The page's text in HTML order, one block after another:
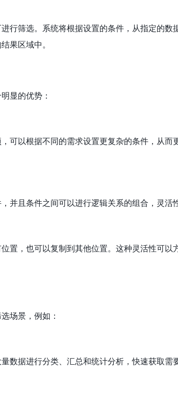
行筛选。系统将根据设置的条件，从指定的数
果区域中。
显的优势：
可以根据不同的需求设置更复杂的条件，从而
并且条件之间可以进行逻辑关系的组合，灵活
置，也可以复制到其他位置。这种灵活性可以
场景，例如：
数据进行分类、汇总和统计分析，快速获取需